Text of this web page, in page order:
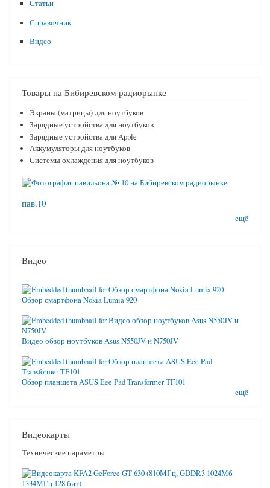
Статьи
Справочник
Видео
Товары на Бибиревском радиорынке
Экраны (матрицы) для ноутбуков
Зарядные устройства для ноутбуков
Зарядные устройства для Apple
Аккумуляторы для ноутбуков
Системы охлаждения для ноутбуков
пав.10
ещё
Видео
Обзор смартфона Nokia Lumia 920
Видео обзор ноутбуков Asus N550JV и N750JV
Обзор планшета ASUS Eee Pad Transformer TF101
ещё
Видеокарты
Технические параметры